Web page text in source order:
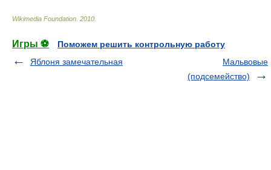
Wikimedia Foundation 2010
Игры ⚽
Поможем решить контрольную работу
Яблоня замечательная
Мальвовые
(подсемейство)